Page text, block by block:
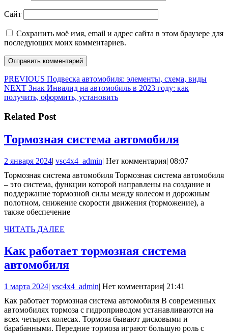
Сайт
Сохранить моё имя, email и адрес сайта в этом браузере для
последующих моих комментариев.
Навигация
по
PREVIOUS Предыдущая
запись:
Подвеска автомобиля: элементы, схема, виды
NEXT Следующая
запись:
Знак Инвалид на автомобиль в 2023 году: как
получить, оформить, установить
Related Post
Тормозная система автомобиля
2 января 20242
2024
| vsc4x4_adminvsc4x4_admin
| Нет комментария| 08:07
Тормозная система автомобиля Тормозная система автомобиля
– это система, функции которой направлены на создание и
поддержание тормозной силы между колесом и дорожным
полотном, снижение скорости движения (торможение), а
также обеспечение
ЧИТАТЬ ДАЛЕЕ
Как работает тормозная система
автомобиляКак
тормозная
система
автомобиля
1 марта 20241
2024
| vsc4x4_adminvsc4x4_admin
| Нет комментария| 21:41
Как работает тормозная система автомобиля В современных
автомобилях тормоза с гидроприводом устанавливаются на
всех четырех колесах. Тормоза бывают дисковыми и
барабанными. Передние тормоза играют большую роль с